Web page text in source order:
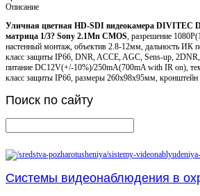
Описание
Уличная цветная HD-SDI видеокамера DIVITEC
матрица 1/3? Sony 2.1Мп CMOS , разрешение
настенный монтаж, объектив 2.8-12мм, дальность ИК
класс защиты IP66, DNR, ACCE, AGC, Sens-up,
питание DC12V(+/-10%)/250mA(700mA with IR on),
класс защиты IP66, размеры 260х98х95мм, кронштейн
Поиск по сайту
Системы видеонаблюдения в